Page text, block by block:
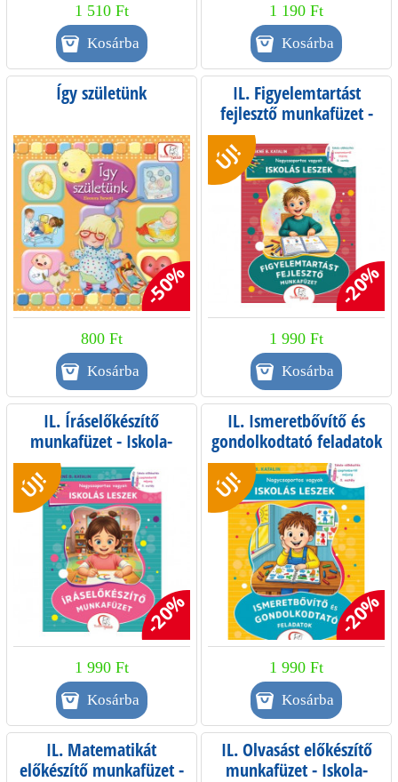
1 510 Ft 1 190 Ft
Így születünk
-50%
800 Ft
IL. Figyelemtartást
fejlesztő munkafüzet -
Iskola-előkészítés
szeptembertől májusig -
0. osztály
-20%
ÚJ!
1 990 Ft
IL. Íráselőkészítő
munkafüzet - Iskola-
előkészítés
szeptembertől májusig -
0. osztály
-20%
ÚJ!
1 990 Ft
IL. Ismeretbővítő és
gondolkodtató feladatok
- Iskola-előkészítés
szeptembertől májusig -
0. osztály
-20%
ÚJ!
1 990 Ft
IL. Matematikát
előkészítő munkafüzet -
IL. Olvasást előkészítő
munkafüzet - Iskola-